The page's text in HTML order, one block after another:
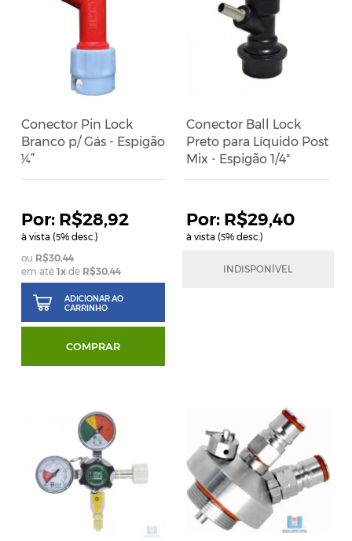
Conector Pin Lock
Branco p/ Gás - Espigão
¼”
R$28,92
à vista (5% desc.)
R$30,44
em até1x de R$30,44
ADICIONAR AO
CARRINHO
COMPRAR
Conector Ball Lock
Preto para Líquido Post
Mix - Espigão 1/4"
R$29,40
à vista (5% desc.)
1xdeR$30,95
INDISPONÍVEL